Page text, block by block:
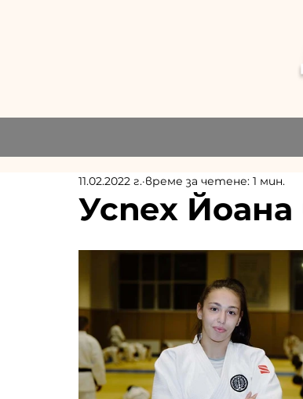
Успех Йоана
11.02.2022 г. време за четене: 1 мин.